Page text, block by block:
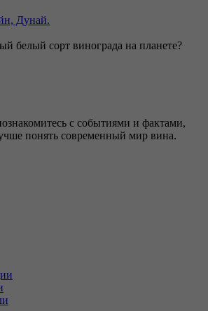
Дунай.
белый сорт винограда на планете?
с событиями и фактами,
понять современный мир вина.